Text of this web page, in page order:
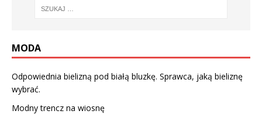
MODA
Odpowiednia bielizną pod białą bluzkę. Sprawca, jaką bieliznę
wybrać.
Modny trencz na wiosnę